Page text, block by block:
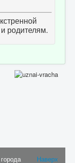
родителям.
Наверх